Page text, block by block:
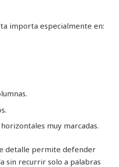
importa especialmente en:
muy marcadas.
detalle permite defender
sin recurrir solo a palabras